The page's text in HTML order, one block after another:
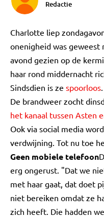
Redactie
Charlotte liep
onenigheid was geweest
avond gezien op de
haar rond middernacht
Sindsdien is ze spoorloos.
De brandweer zocht
het kanaal tussen Asten
Ook via social media
verdwijning. Tot nu toe
Geen mobiele telefoon
erg ongerust. "Dat we
met haar gaat, dat doet
niet bereiken omdat ze
zich heeft. Die hadden